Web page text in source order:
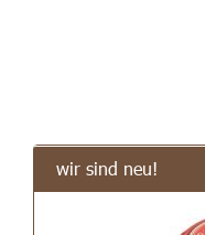
wir sind neu!